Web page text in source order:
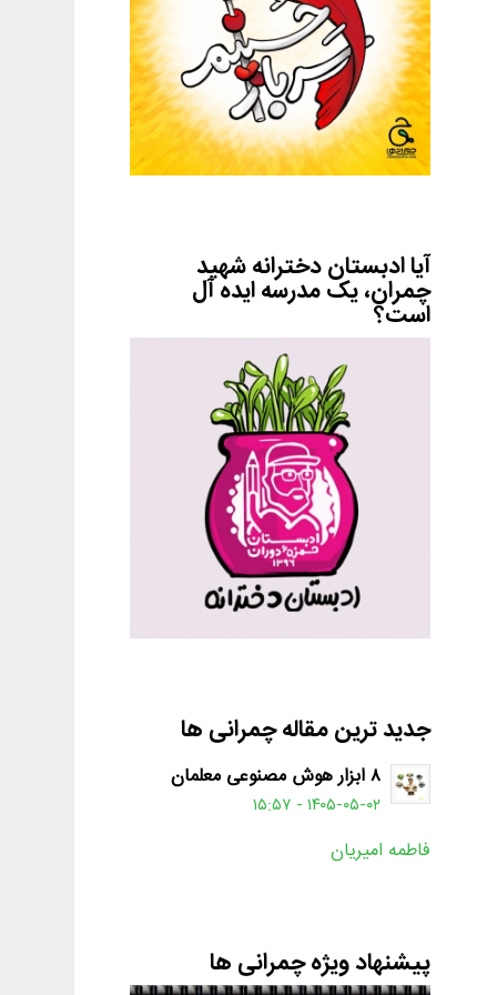
آیا ادبستان دخترانه شهید
چمران، یک مدرسه ایده آل
است؟
جدید ترین مقاله چمرانی ها
۸ ابزار هوش مصنوعی معلمان
۱۴۰۵-۰۵-۰۲ - ۱۵:۵۷
فاطمه امیریان
پیشنهاد ویژه چمرانی ها